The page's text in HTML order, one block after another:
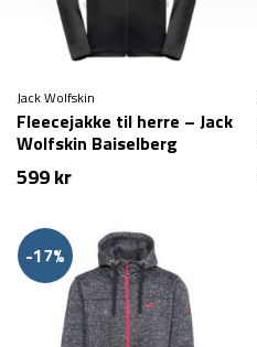
Jack Wolfskin
Fleecejakke til herre – Jack
Wolfskin Baiselberg
Hooded FZ M – Sort
599kr
-17%